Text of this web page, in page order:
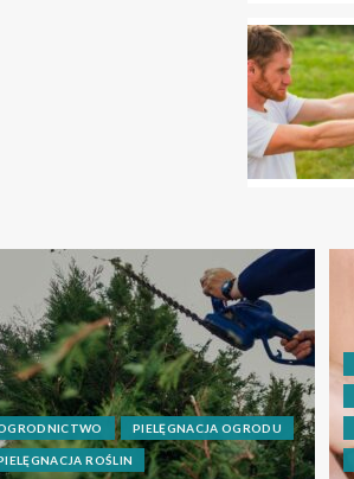
PIELĘGNACJA OGRODU
ROŚLIN